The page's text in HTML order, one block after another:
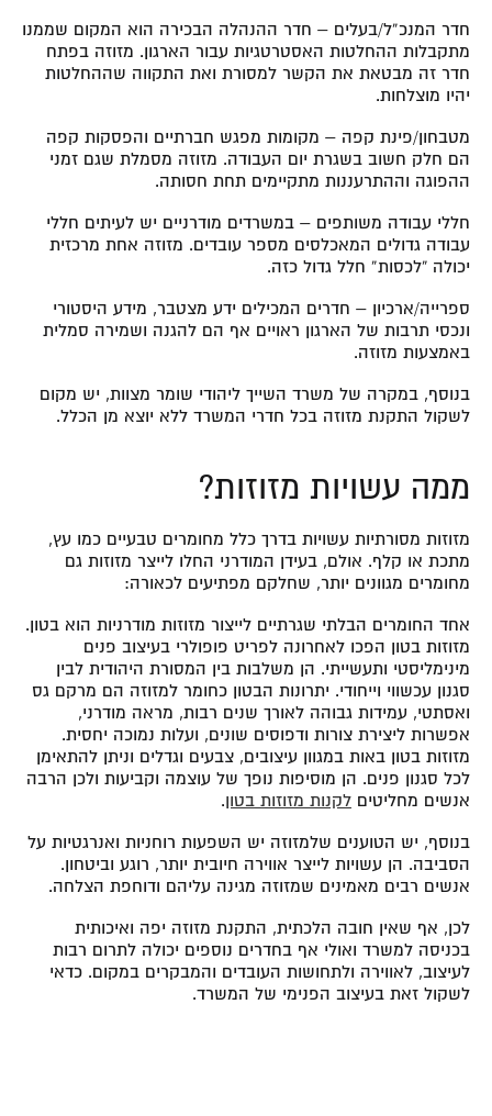
חדר המנכ”ל/בעלים – חדר ההנהלה הבכירה הוא המקום שממנו
מתקבלות ההחלטות האסטרטגיות עבור הארגון. מזוזה בפתח
חדר זה מבטאת את הקשר למסורת ואת התקווה שההחלטות
יהיו מוצלחות.
מטבחון/פינת קפה – מקומות מפגש חברתיים והפסקות קפה
הם חלק חשוב בשגרת יום העבודה. מזוזה מסמלת שגם זמני
ההפוגה וההתרעננות מתקיימים תחת חסותה.
חללי עבודה משותפים – במשרדים מודרניים יש לעיתים חללי
עבודה גדולים המאכלסים מספר עובדים. מזוזה אחת מרכזית
יכולה “לכסות” חלל גדול כזה.
ספרייה/ארכיון – חדרים המכילים ידע מצטבר, מידע היסטורי
ונכסי תרבות של הארגון ראויים אף הם להגנה ושמירה סמלית
באמצעות מזוזה.
בנוסף, במקרה של משרד השייך ליהודי שומר מצוות, יש מקום
לשקול התקנת מזוזה בכל חדרי המשרד ללא יוצא מן הכלל.
ממה עשויות מזוזות?
מזוזות מסורתיות עשויות בדרך כלל מחומרים טבעיים כמו עץ,
מתכת או קלף. אולם, בעידן המודרני החלו לייצר מזוזות גם
מחומרים מגוונים יותר, שחלקם מפתיעים לכאורה:
אחד החומרים הבלתי שגרתיים לייצור מזוזות מודרניות הוא בטון.
מזוזות בטון הפכו לאחרונה לפריט פופולרי בעיצוב פנים
מינימליסטי ותעשייתי. הן משלבות בין המסורת היהודית לבין
סגנון עכשווי וייחודי. יתרונות הבטון כחומר למזוזה הם מרקם גס
ואסתטי, עמידות גבוהה לאורך שנים רבות, מראה מודרני,
אפשרות ליצירת צורות ודפוסים שונים, ועלות נמוכה יחסית.
מזוזות בטון באות במגוון עיצובים, צבעים וגדלים וניתן להתאימן
לכל סגנון פנים. הן מוסיפות נופך של עוצמה וקביעות ולכן הרבה
אנשים מחליטים לקנות מזוזות בטון.
בנוסף, יש הטוענים שלמזוזה יש השפעות רוחניות ואנרגטיות על
הסביבה. הן עשויות לייצר אווירה חיובית יותר, רוגע וביטחון.
אנשים רבים מאמינים שמזוזה מגינה עליהם ודוחפת הצלחה.
לכן, אף שאין חובה הלכתית, התקנת מזוזה יפה ואיכותית
בכניסה למשרד ואולי אף בחדרים נוספים יכולה לתרום רבות
לעיצוב, לאווירה ולתחושות העובדים והמבקרים במקום. כדאי
לשקול זאת בעיצוב הפנימי של המשרד.